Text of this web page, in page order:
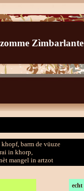
Zìmbarlante
barm de vüuze
in khorp,
mangel in artzot
echt